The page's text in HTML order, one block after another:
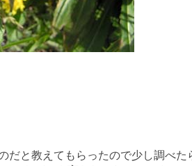
だと教えてもらったので少し調べた